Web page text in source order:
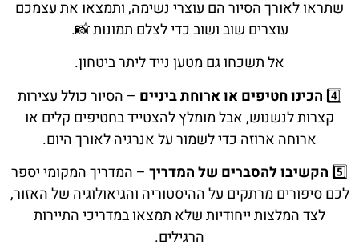
שתראו לאורך הסיור הם עוצרי נשימה, ותמצאו את עצמכם
עוצרים שוב ושוב כדי לצלם תמונות 📸.
אל תשכחו גם מטען נייד ליתר ביטחון.
4️⃣ הכינו חטיפים או ארוחת ביניים – הסיור כולל עצירות
קצרות לנשנוש, אבל מומלץ להצטייד בחטיפים קלים או
ארוחה ארוזה כדי לשמור על אנרגיה לאורך היום.
5️⃣ הקשיבו להסברים של המדריך – המדריך המקומי יספר
לכם סיפורים מרתקים על ההיסטוריה והגיאולוגיה של האזור,
לצד המלצות ייחודיות שלא תמצאו במדריכי התיירות
הרגילים.